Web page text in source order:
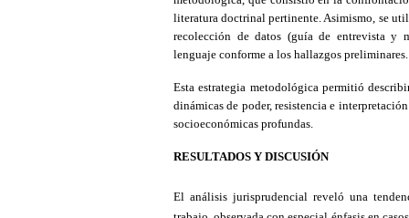
literatura doctrinal pertinente. Asimismo, se
recolección de datos (guía de entrevista y
lenguaje conforme a los hallazgos preliminares.
Esta estrategia metodológica permitió
dinámicas de poder, resistencia e
socioeconómicas profundas.
RESULTADOS Y DISCUSIÓN
El análisis jurisprudencial reveló una